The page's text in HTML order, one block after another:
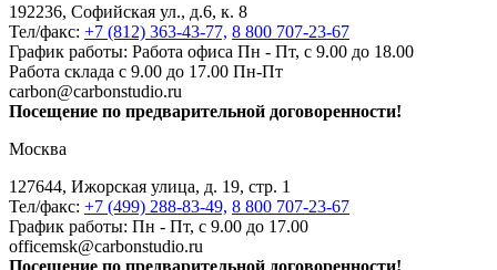
192236, Софийская ул., д.6, к. 8
Тел/факс: +7 (812) 363-43-77, 8 800 707-23-67
График работы: Работа офиса Пн - Пт, с 9.00 до 18.00
Работа склада с 9.00 до 17.00 Пн-Пт
carbon@carbonstudio.ru
Посещение по предварительной договоренности!
Москва
127644, Ижорская улица, д. 19, стр. 1
Тел/факс: +7 (499) 288-83-49, 8 800 707-23-67
График работы: Пн - Пт, с 9.00 до 17.00
officemsk@carbonstudio.ru
Посещение по предварительной договоренности!